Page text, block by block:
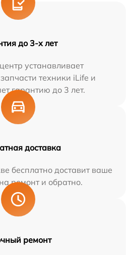
до 3-х лет
устанавливает
техники iLife и
гарантию до 3 лет.
доставка
бесплатно доставит ваше
ремонт и обратно.
ремонт